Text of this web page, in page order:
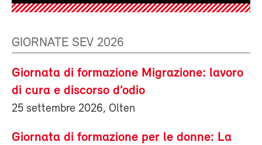
GIORNATE SEV 2026
Giornata di formazione Migrazione: lavoro
di cura e discorso d’odio
25 settembre 2026, Olten
Giornata di formazione per le donne: La